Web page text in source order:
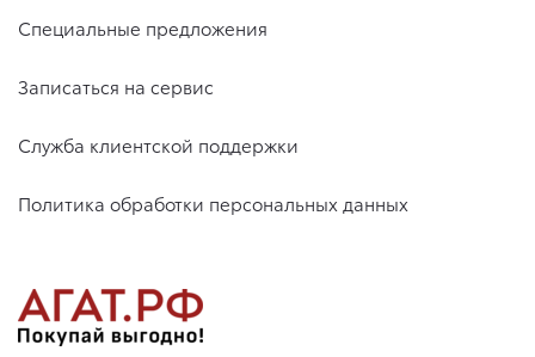
Специальные предложения
Записаться на сервис
Служба клиентской поддержки
Политика обработки персональных данных